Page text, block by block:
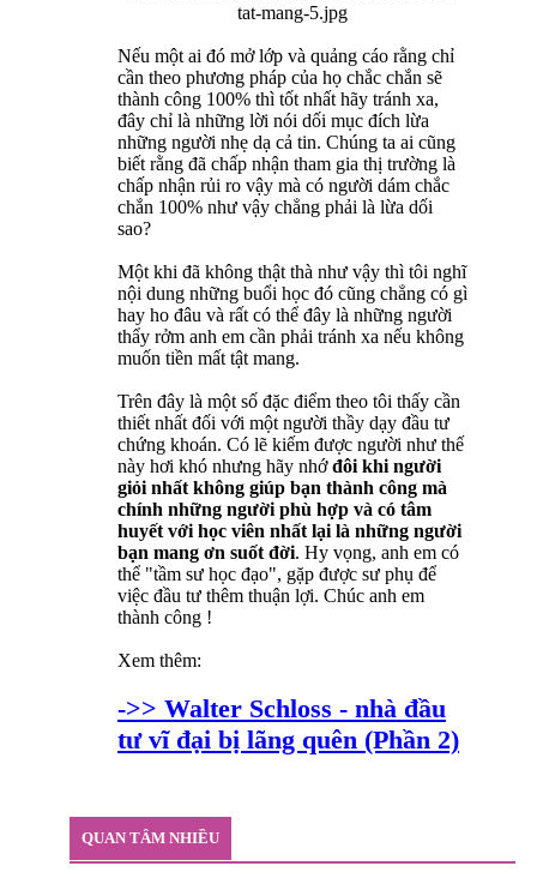
Nếu một ai đó mở lớp và quảng cáo rằng chỉ
cần theo phương pháp của họ chắc chắn sẽ
thành công 100% thì tốt nhất hãy tránh xa,
đây chỉ là những lời nói dối mục đích lừa
những người nhẹ dạ cả tin. Chúng ta ai cũng
biết rằng đã chấp nhận tham gia thị trường là
chấp nhận rủi ro vậy mà có người dám chắc
chắn 100% như vậy chẳng phải là lừa dối
sao?
Một khi đã không thật thà như vậy thì tôi nghĩ
nội dung những buổi học đó cũng chẳng có gì
hay ho đâu và rất có thể đây là những người
thẩy rởm anh em cần phải tránh xa nếu không
muốn tiền mất tật mang.
Trên đây là một số đặc điểm theo tôi thấy cần
thiết nhất đối với một người thầy dạy đầu tư
chứng khoán. Có lẽ kiếm được người như thế
này hơi khó nhưng hãy nhớđôi khi người
giỏi nhất không giúp bạn thành công mà
chính những người phù hợp và có tâm
huyết với học viên nhất lại là những người
bạn mang ơn suốt đời. Hy vọng, anh em có
thể "tầm sư học đạo", gặp được sư phụ để
việc đầu tư thêm thuận lợi. Chúc anh em
thành công !
Xem thêm:
->> Walter Schloss - nhà đầu
tư vĩ đại bị lãng quên (Phần 2)
QUAN TÂM NHIỀU